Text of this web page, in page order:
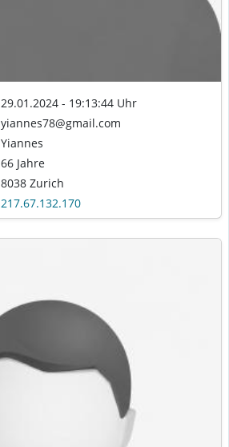
29.01.2024 - 19:13:44 Uhr
yiannes78@gmail.com
Yiannes
66 Jahre
8038 Zurich
217.67.132.170